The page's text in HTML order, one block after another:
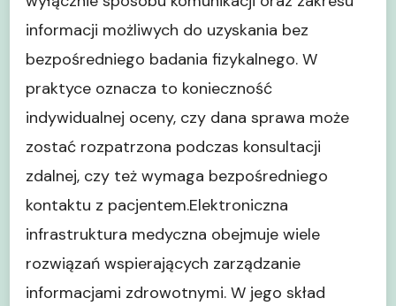
informacji możliwych do uzyskania bez
bezpośredniego badania fizykalnego. W
praktyce oznacza to konieczność
indywidualnej oceny, czy dana sprawa może
zostać rozpatrzona podczas konsultacji
zdalnej, czy też wymaga bezpośredniego
kontaktu z pacjentem.Elektroniczna
infrastruktura medyczna obejmuje wiele
rozwiązań wspierających zarządzanie
informacjami zdrowotnymi. W jego skład